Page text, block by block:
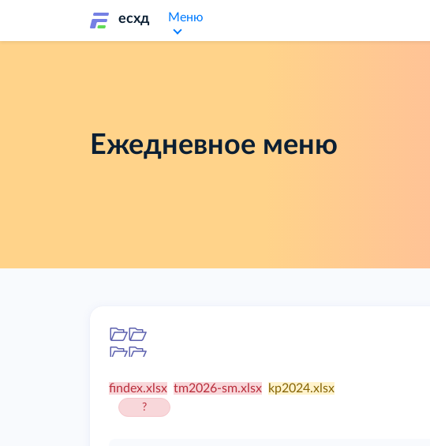
есхд Меню
Ежедневное меню
findex.xlsx
?
tm2026-sm.xlsx kp2024.xlsx